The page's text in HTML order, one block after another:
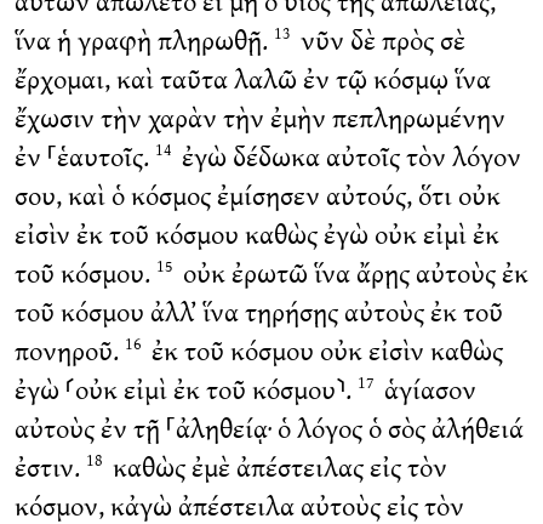
ἵνα ἡ γραφὴ πληρωθῇ. 13 νῦν δὲ πρὸς σὲ
ἔρχομαι, καὶ ταῦτα λαλῶ ἐν τῷ κόσμῳ ἵνα
ἔχωσιν τὴν χαρὰν τὴν ἐμὴν πεπληρωμένην
ἐν ⸀ἑαυτοῖς. 14 ἐγὼ δέδωκα αὐτοῖς τὸν λόγον
σου, καὶ ὁ κόσμος ἐμίσησεν αὐτούς, ὅτι οὐκ
εἰσὶν ἐκ τοῦ κόσμου καθὼς ἐγὼ οὐκ εἰμὶ ἐκ
τοῦ κόσμου. 15 οὐκ ἐρωτῶ ἵνα ἄρῃς αὐτοὺς ἐκ
τοῦ κόσμου ἀλλ’ ἵνα τηρήσῃς αὐτοὺς ἐκ τοῦ
πονηροῦ. 16 ἐκ τοῦ κόσμου οὐκ εἰσὶν καθὼς
ἐγὼ ⸂οὐκ εἰμὶ ἐκ τοῦ κόσμου⸃. 17 ἁγίασον
αὐτοὺς ἐν τῇ ⸀ἀληθείᾳ· ὁ λόγος ὁ σὸς ἀλήθειά
ἐστιν. 18 καθὼς ἐμὲ ἀπέστειλας εἰς τὸν
κόσμον, κἀγὼ ἀπέστειλα αὐτοὺς εἰς τὸν